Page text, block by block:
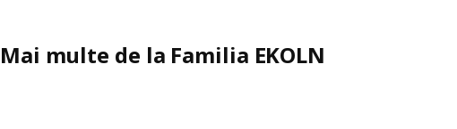
Mai multe de la Familia EKOLN